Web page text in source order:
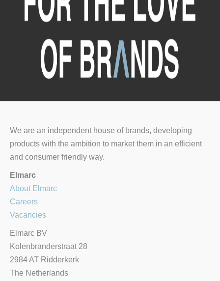
We are an independent house of brands, developing
products with the ambition to market them in an efficient
and consumer friendly way.
Elmarc
About Elmarc
Careers
Vacancies
Elmarc BV
Kolenbranderstraat 28
2984 AT Ridderkerk
The Netherlands